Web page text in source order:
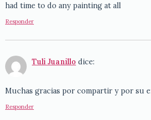
had time to do any painting at all
Responder
Tuli Juanillo dice:
Muchas gracias por compartir y por su
Responder